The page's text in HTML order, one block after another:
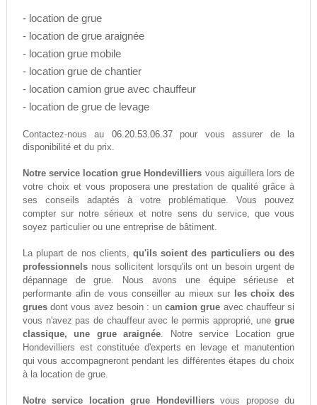
- location de grue
- location de grue araignée
- location grue mobile
- location grue de chantier
- location camion grue avec chauffeur
- location de grue de levage
Contactez-nous au 06.20.53.06.37pour vous assurer de la
disponibilité et du prix.
Notre service location grue Hondevilliers vous aiguillera lors de
votre choix et vous proposera une prestation de qualité grâce à
ses conseils adaptés à votre problématique. Vous pouvez
compter sur notre sérieux et notre sens du service, que vous
soyez particulier ou une entreprise de bâtiment.
La plupart de nos clients, qu'ils soient des particuliers ou des
professionnelsnous sollicitent lorsqu'ils ont un besoin urgent de
dépannage de grue. Nous avons une équipe sérieuse et
performante afin de vous conseiller au mieux sur
les choix des
gruesdont vous avez besoin : uncamion grue avec chauffeur si
vous n'avez pas de chauffeur avec le permis approprié, unegrue
classique, une grue araignée. Notre service Location grue
Hondevilliers est constituée d'experts en levage et manutention
qui vous accompagneront pendant les différentes étapes du choix
à la location de grue.
Notre service location grue Hondevilliersvous propose du